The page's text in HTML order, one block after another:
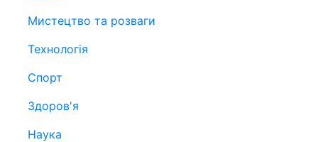
Мистецтво та розваги
Технологія
Спорт
Здоров'я
Наука